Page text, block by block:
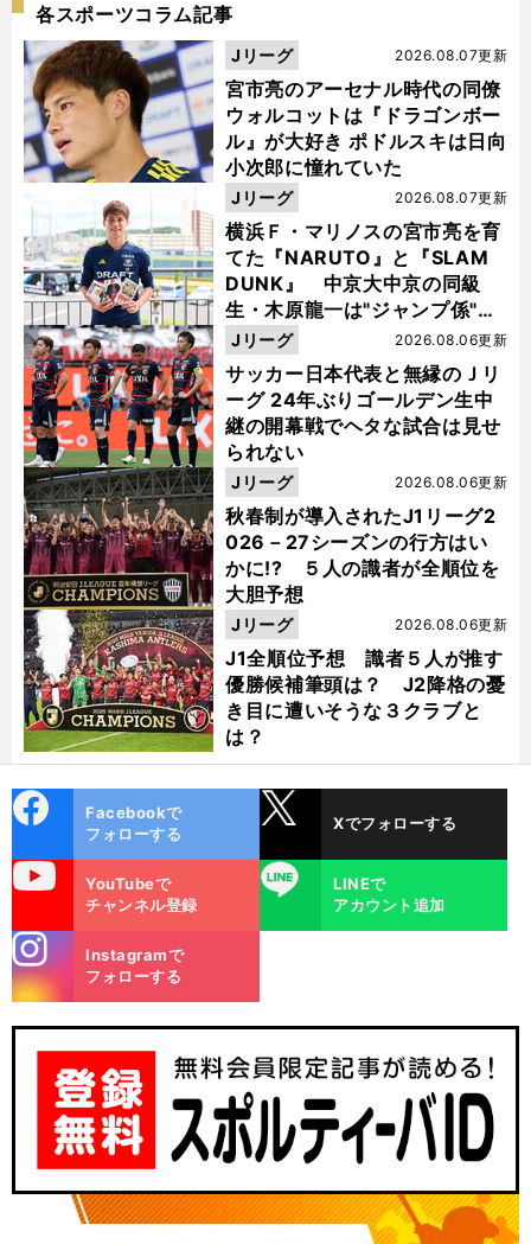
各スポーツコラム記事
宮市亮のアーセナル時代の同僚
ウォルコットは『ドラゴンボー
ル』が大好き ポドルスキは日向
小次郎に憧れていた
2026.08.07更新
Jリーグ
横浜Ｆ・マリノスの宮市亮を育
てた『NARUTO』と『SLAM
DUNK』 中京大中京の同級
生・木原龍一は"ジャンプ係"だ
った
2026.08.07更新
Jリーグ
サッカー日本代表と無縁のＪリ
ーグ 24年ぶりゴールデン生中
継の開幕戦でヘタな試合は見せ
られない
2026.08.06更新
Jリーグ
秋春制が導入されたJ1リーグ2
026－27シーズンの行方はい
かに!? ５人の識者が全順位を
大胆予想
2026.08.06更新
Jリーグ
J1全順位予想 識者５人が推す
優勝候補筆頭は？ J2降格の憂
き目に遭いそうな３クラブと
は？
2026.08.06更新
Jリーグ
ok
Facebookで
フォローする
Xでフォローする
YouTubeで
チャンネル登録
LINE
LINEで
アカウント追加
m
Instagramで
フォローする